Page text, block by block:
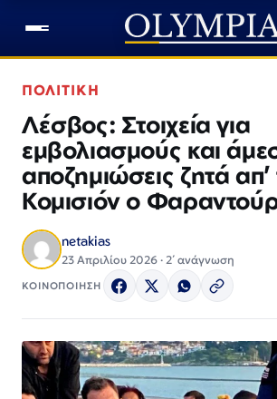
ΠΟΛΙΤΙΚΗ
Λέσβος: Στοιχεία για
εμβολιασμούς και
αποζημιώσεις ζητά απ’
Κομισιόν ο
netakias
23 Απριλίου 2026 · 2΄ ανάγνωση
ΚΟΙΝΟΠΟΙΗΣΗ